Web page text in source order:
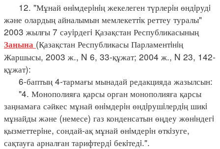
12. "Мұнай өнiмдерiнiң жекелеген түрлерiн өндiрудi
және олардың айналымын мемлекеттiк реттеу туралы"
2003 жылғы 7 сәуiрдегi Қазақстан Республикасының
Заңына (Қазақстан Республикасы Парламентiнiң
Жаршысы, 2003 ж., N 6, 33-құжат; 2004 ж., N 23, 142-
құжат):
6-баптың 4-тармағы мынадай редакцияда жазылсын:
"4. Монополияға қарсы орган монополияға қарсы
заңнамаға сәйкес мұнай өнiмдерiн өндiрушiлердiң шикi
мұнайды және (немесе) газ конденсатын өңдеу жөнiндегi
қызметтерiне, сондай-ақ мұнай өнiмдерiн өткiзуге,
сақтауға арналған тарифтердi бекiтедi.".